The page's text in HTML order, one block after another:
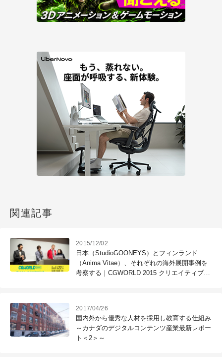
関連記事
2015/12/02
日本（StudioGOONEYS）とフィンランド
（Anima Vitae）、それぞれの海外展開事例を
考察する｜CGWORLD 2015 クリエイティブカ
2017/04/26
国内外から優秀な人材を採用し教育する仕組み
～カナダのデジタルコンテンツ産業最新レポー
ト＜2＞～